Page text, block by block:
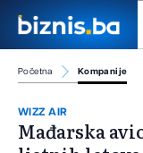
Početna Kompanije
WIZZ AIR
Mađarska